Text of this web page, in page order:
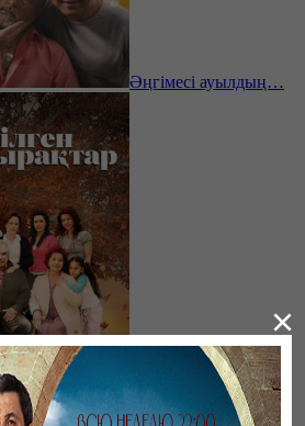
Әңгімесі ауылдың…
Үзілген жапырақтар
×